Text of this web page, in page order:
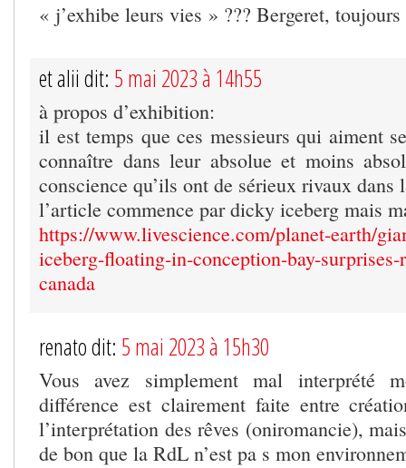
« j’exhibe leurs vies » ??? Bergeret,
et alii dit: 5 mai 2023 à 14h55
à propos d’exhibition:
il est temps que ces messieurs qui aiment
connaître dans leur absolue et moins
conscience qu’ils ont de sérieux rivaux dans
l’article commence par dicky iceberg mais
https://www.livescience.com/planet-earth/
iceberg-floating-in-conception-bay-
canada
renato dit: 5 mai 2023 à 15h30
Vous avez simplement mal interprété
différence est clairement faite entre
l’interprétation des rêves (oniromancie),
de bon que la RdL n’est pa s mon